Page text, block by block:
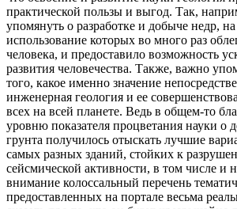
практической пользы и выгод. Так,
упомянуть о разработке и добыче недр,
использование которых во много раз
человека, и предоставило возможность
развития человечества. Также, важно
того, какое именно значение
инженерная геология и ее
всех на всей планете. Ведь в общем-то
уровню показателя процветания науки о
грунта получилось отыскать лучшие
самых разных зданий, стойких к
сейсмической активности, в том числе и
внимание колоссальный перечень
предоставленных на портале весьма